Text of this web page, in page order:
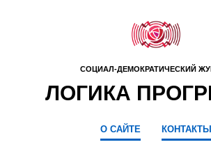
О САЙТЕ КОНТАКТЫ
СОЦИАЛ-ДЕМОКРАТИЧЕСКИЙ
ЛОГИКА